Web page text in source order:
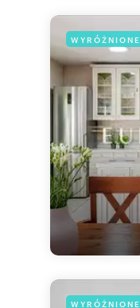
WYRÓŻNIONE
WYRÓŻNIONE